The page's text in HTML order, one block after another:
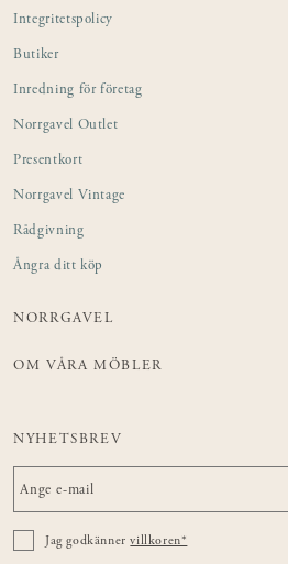
Integritetspolicy
Butiker
Inredning för företag
Norrgavel Outlet
Presentkort
Norrgavel Vintage
Rådgivning
Ångra ditt köp
NORRGAVEL
OM VÅRA MÖBLER
NYHETSBREV
Jag godkännervillkoren*